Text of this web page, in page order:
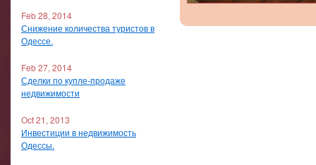
Feb 28, 2014
Снижение количества туристов в
Одессе.
Feb 27, 2014
Сделки по купле-продаже
недвижимости
Oct 21, 2013
Инвестиции в недвижимость
Одессы.